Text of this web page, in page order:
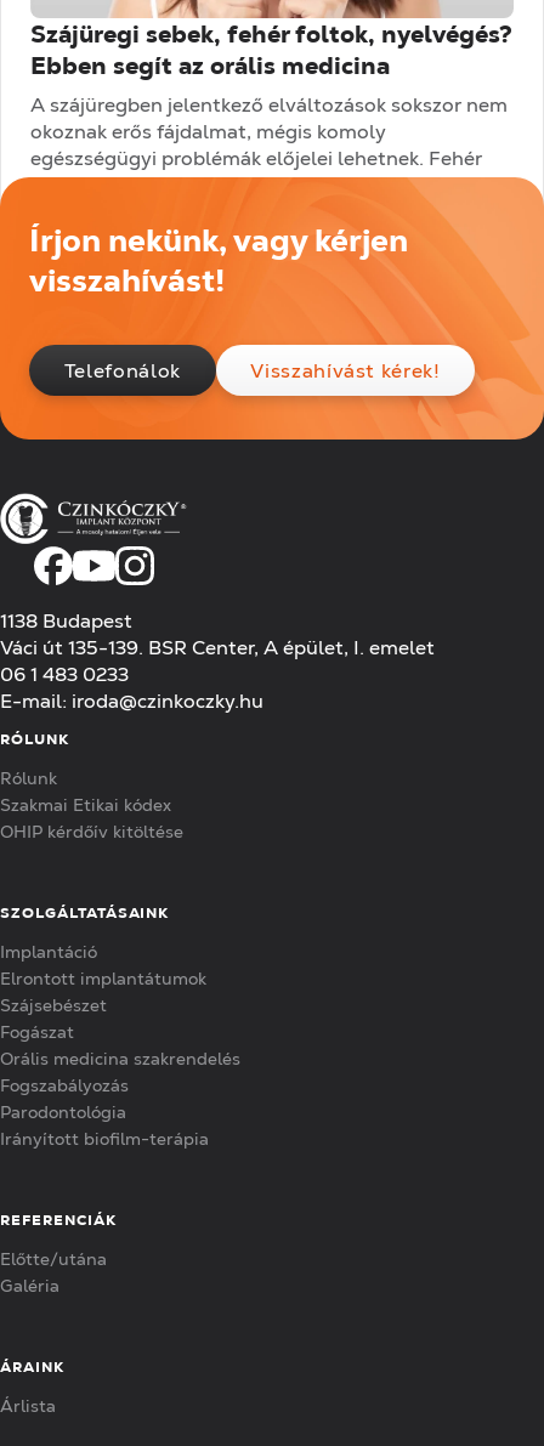
Szájüregi sebek, fehér foltok, nyelvégés?
Ebben segít az orális medicina
A szájüregben jelentkező elváltozások sokszor nem
okoznak erős fájdalmat, mégis komoly
egészségügyi problémák előjelei lehetnek. Fehér
vagy piros foltok, visszatérő afták, égő nyelv vagy
Tovább olvasom
Írjon nekünk, vagy kérjen
visszahívást!
Telefonálok Visszahívást kérek!
1138 Budapest
Váci út 135-139. BSR Center, A épület, I. emelet
06 1 483 0233
E-mail: iroda@czinkoczky.hu
RÓLUNK
Rólunk
Szakmai Etikai kódex
OHIP kérdőív kitöltése
SZOLGÁLTATÁSAINK
Implantáció
Elrontott implantátumok
Szájsebészet
Fogászat
Orális medicina szakrendelés
Fogszabályozás
Parodontológia
Irányított biofilm-terápia
REFERENCIÁK
Előtte/utána
Galéria
ÁRAINK
Árlista